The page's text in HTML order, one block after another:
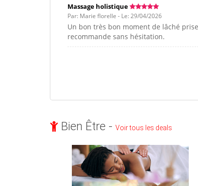
Massage holistique
Par: Marie florelle - Le: 29/04/2026
Un bon très bon moment de lâché
recommande sans hésitation.
Bien Être - Voir tous les deals